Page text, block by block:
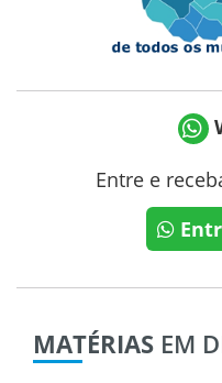
Entre e
MATÉRIAS EM